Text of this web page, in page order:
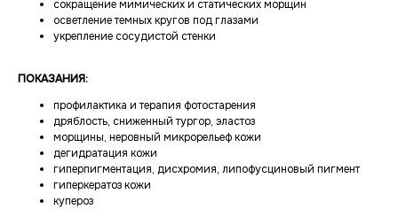
сокращение мимических и статических морщин
осветление темных кругов под глазами
укрепление сосудистой стенки
ПОКАЗАНИЯ:
профилактика и терапия фотостарения
дряблость, сниженный тургор, эластоз
морщины, неровный микрорельеф кожи
дегидратация кожи
гиперпигментация, дисхромия, липофусциновый пигмент
гиперкератоз кожи
купероз